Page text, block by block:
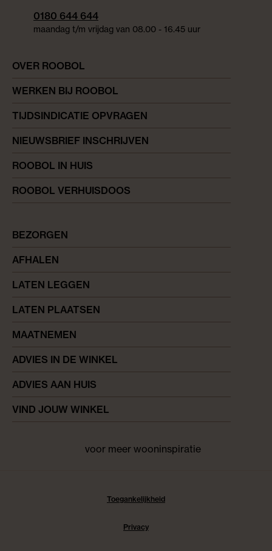
OVER ROOBOL
WERKEN BIJ ROOBOL
TIJDSINDICATIE OPVRAGEN
NIEUWSBRIEF INSCHRIJVEN
ROOBOL IN HUIS
ROOBOL VERHUISDOOS
BEZORGEN
AFHALEN
LATEN LEGGEN
LATEN PLAATSEN
MAATNEMEN
ADVIES IN DE WINKEL
ADVIES AAN HUIS
VIND JOUW WINKEL
0180 644 644
maandag t/m vrijdag van 08.00 - 16.45 uur
voor meer wooninspiratie
Toegankelijkheid
Privacy